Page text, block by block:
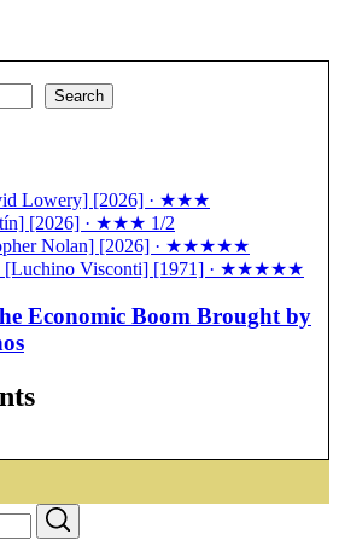
Search
Lowery] [2026] · ★★★
[2026] · ★★★ 1/2
Nolan] [2026] · ★★★★★
[Luchino Visconti] [1971] · ★★★★★
Economic Boom Brought by